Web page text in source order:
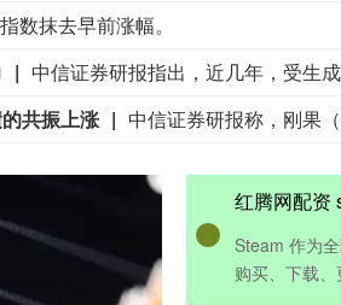
数抹去早前涨幅。
共振上涨
红腾网配资
Steam 作为
购买、下载